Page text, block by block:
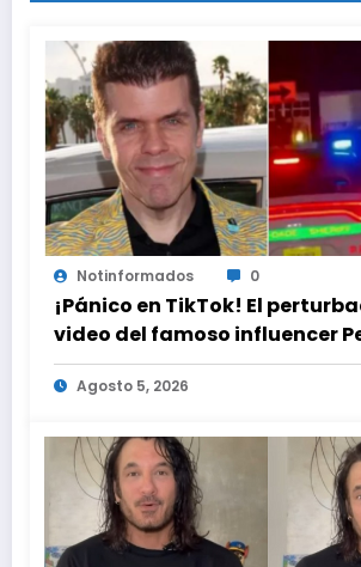
Notinformados 0
¡Pánico en TikTok! El
video del famoso influencer
Hilton que obligó a sus fans a
ayuda médica
Agosto 5, 2026